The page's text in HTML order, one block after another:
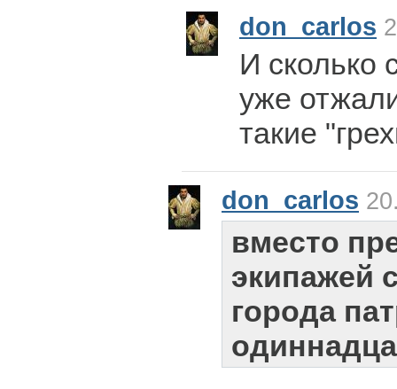
don_carlos
И сколько
уже
такие
don_carlos
вместо
экипажей
города